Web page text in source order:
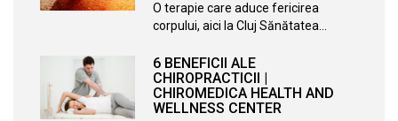
O terapie care aduce fericirea
corpului, aici la Cluj Sănătatea…
6 BENEFICII ALE
CHIROPRACTICII |
CHIROMEDICA HEALTH AND
WELLNESS CENTER